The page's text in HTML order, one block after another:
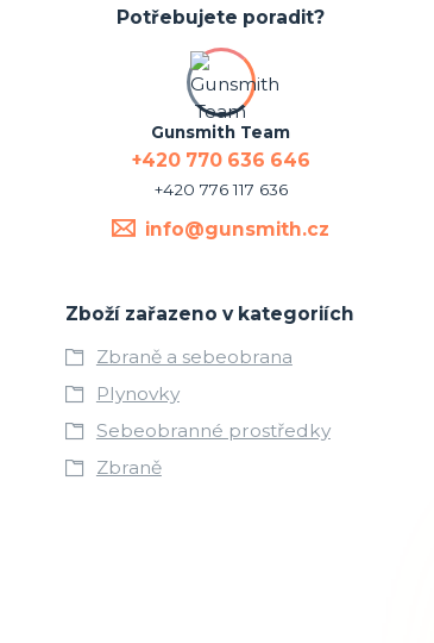
Potřebujete poradit?
Gunsmith Team
+420 770 636 646
+420 776 117 636
info@gunsmith.cz
Zboží zařazeno v kategoriích
Zbraně a sebeobrana
Plynovky
Sebeobranné prostředky
Zbraně